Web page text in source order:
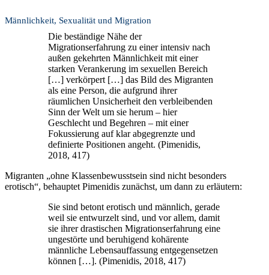
Männlichkeit, Sexualität und Migration
Die beständige Nähe der
Migrationserfahrung zu einer intensiv nach
außen gekehrten Männlichkeit mit einer
starken Verankerung im sexuellen Bereich
[…] verkörpert […] das Bild des Migranten
als eine Person, die aufgrund ihrer
räumlichen Unsicherheit den verbleibenden
Sinn der Welt um sie herum – hier
Geschlecht und Begehren – mit einer
Fokussierung auf klar abgegrenzte und
definierte Positionen angeht. (Pimenidis,
2018, 417)
Migranten „ohne Klassenbewusstsein sind nicht besonders
erotisch“, behauptet Pimenidis zunächst, um dann zu erläutern:
Sie sind betont erotisch und männlich, gerade
weil sie entwurzelt sind, und vor allem, damit
sie ihrer drastischen Migrationserfahrung eine
ungestörte und beruhigend kohärente
männliche Lebensauffassung entgegensetzen
können […]. (Pimenidis, 2018, 417)